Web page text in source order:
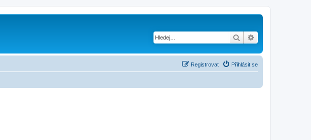
Hledat
Přihlásit se
Registrovat